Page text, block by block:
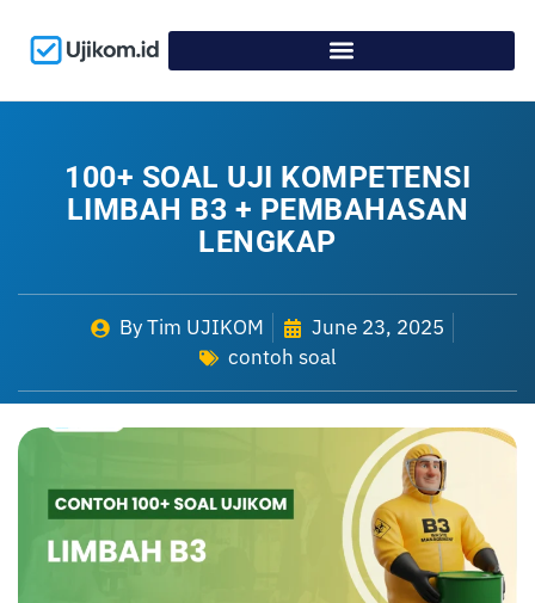
Limbah Bahan Berbahaya dan Beracun (B3)
merupakan salah satu tantangan utama dalam
pengelolaan lingkungan hidup, baik di sektor industri,
tepat dapat menimbulkan risiko besar bagi kesehatan
manusia dan ekosistem. Oleh karena itu, penting bagi
para profesional yang terlibat dalam pengelolaan
limbah untuk memahami konsep, prosedur, serta
regulasi terkait pengelolaan Limbah B3 secara
menyeluruh.
Uji kompetensi Limbah B3 disusun untuk mengukur
sejauh mana pengetahuan dan keterampilan praktis
seseorang dalam menangani, menyimpan,
mengangkut, dan mengolah limbah berbahaya sesuai